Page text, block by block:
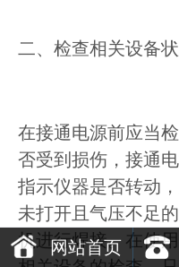
二、检查相关设备
在接通电源前应当
否受到损伤，接通
指示仪器是否转动
未打开且气压不足
机进行焊接。在使
网站首页